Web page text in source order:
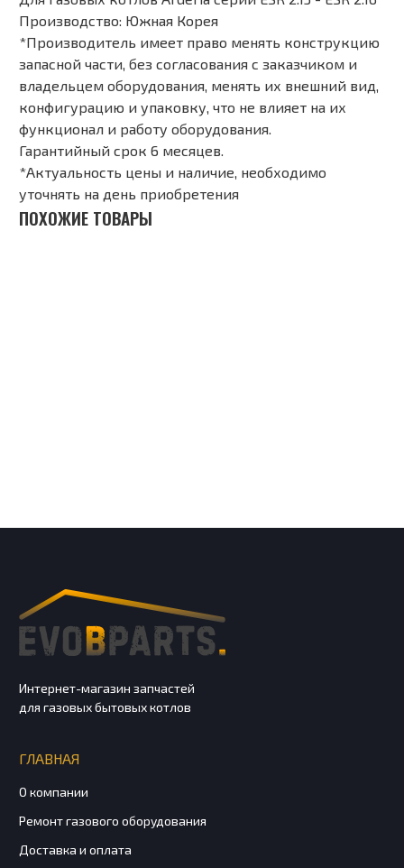
Производство: Южная Корея
*Производитель имеет право менять конструкцию
запасной части, без согласования с заказчиком и
владельцем оборудования, менять их внешний вид,
конфигурацию и упаковку, что не влияет на их
функционал и работу оборудования.
Гарантийный срок 6 месяцев.
*Актуальность цены и наличие, необходимо
уточнять на день приобретения
ПОХОЖИЕ ТОВАРЫ
Интернет-магазин запчастей
для газовых бытовых котлов
ГЛАВНАЯ
О компании
Ремонт газового оборудования
Доставка и оплата